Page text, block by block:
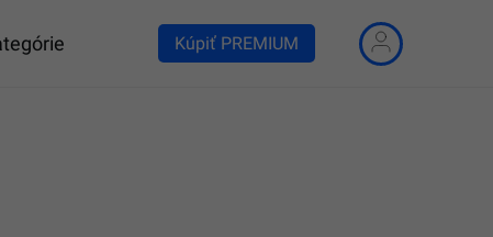
Kúpiť PREMIUM